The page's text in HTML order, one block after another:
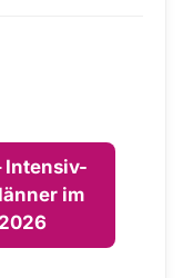
Intensiv-
im